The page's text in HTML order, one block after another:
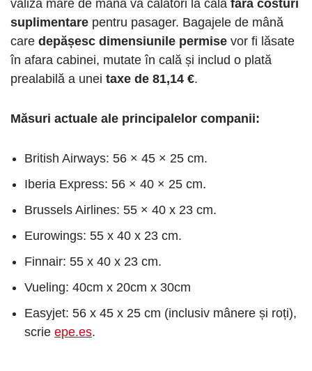
valiza mare de mână va călători la cală fără costuri
suplimentare pentru pasager. Bagajele de mână
care depășesc dimensiunile permise vor fi lăsate
în afara cabinei, mutate în cală și includ o plată
prealabilă a unei taxe de 81,14 €.
Măsuri actuale ale principalelor companii:
British Airways: 56 × 45 × 25 cm.
Iberia Express: 56 × 40 × 25 cm.
Brussels Airlines: 55 × 40 x 23 cm.
Eurowings: 55 x 40 x 23 cm.
Finnair: 55 x 40 x 23 cm.
Vueling: 40cm x 20cm x 30cm
Easyjet: 56 x 45 x 25 cm (inclusiv mânere și roți),
scrie epe.es.